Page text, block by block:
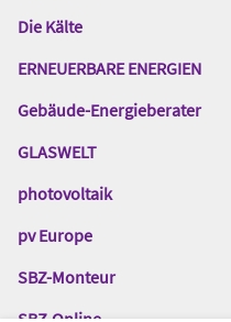
Gentner
Die Kälte
ERNEUERBARE ENERGIEN
Gebäude-Energieberater
GLASWELT
photovoltaik
pv Europe
SBZ-Monteur